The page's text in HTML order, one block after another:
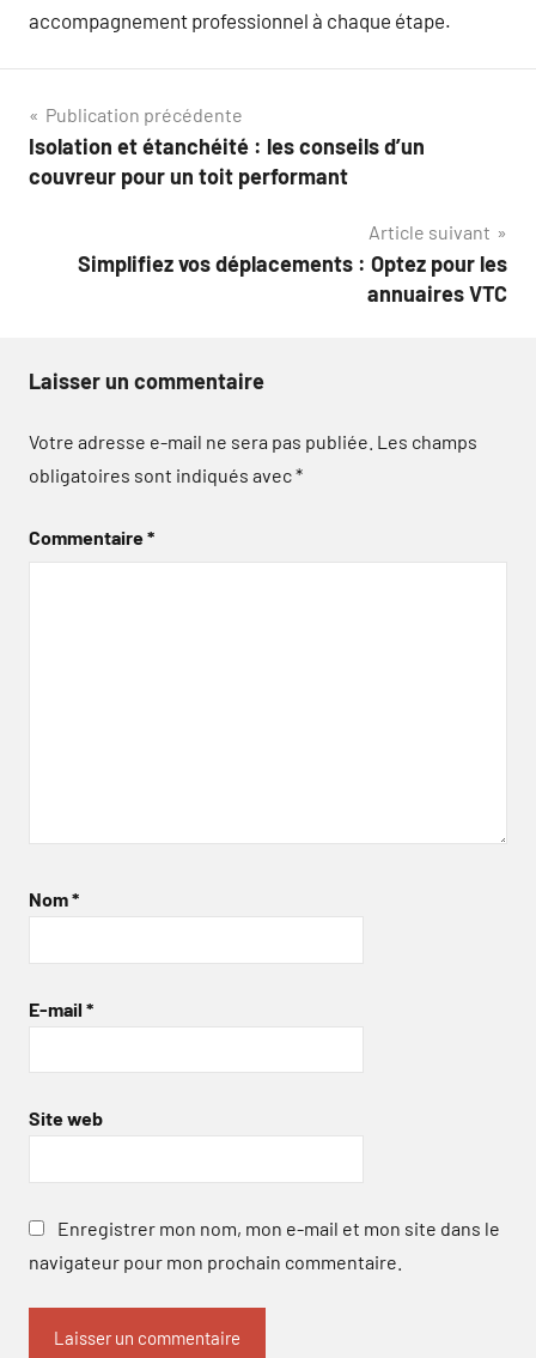
accompagnement professionnel à chaque étape.
Navigation
de
Publication précédente
Isolation et étanchéité : les conseils d’un
couvreur pour un toit performant
Article suivant
Simplifiez vos déplacements : Optez pour les
annuaires VTC
Laisser un commentaire
Votre adresse e-mail ne sera pas publiée. Les champs
obligatoires sont indiqués avec*
Commentaire*
Nom*
E-mail *
Site web
Enregistrer mon nom, mon e-mail et mon site dans le
navigateur pour mon prochain commentaire.